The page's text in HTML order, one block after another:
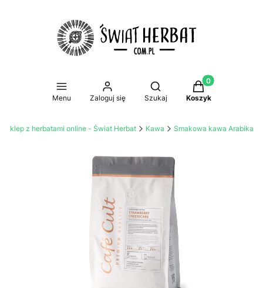
Menu Zaloguj się
Otwórz wyszukiwarkę
Szukaj
Produkty w
Koszyk
Sklep z herbatami online - Świat Herbat Kawa Smakowa kawa Arabika